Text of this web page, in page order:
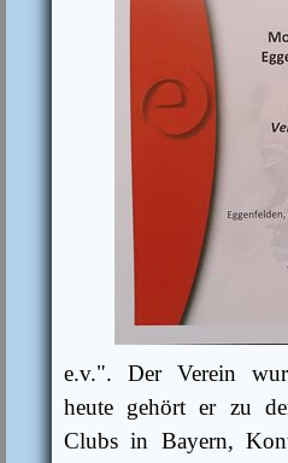
e.v.". Der Verein
heute gehört er zu
Clubs in Bayern,